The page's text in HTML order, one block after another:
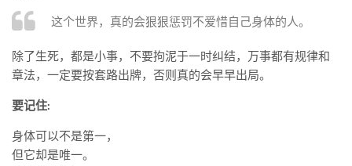
这个世界，真的会狠狠惩罚不爱惜自己身体的人。
除了生死，都是小事，不要拘泥于一时纠结，万事都有规律和
章法，一定要按套路出牌，否则真的会早早出局。
要记住:
身体可以不是第一，
但它却是唯一。